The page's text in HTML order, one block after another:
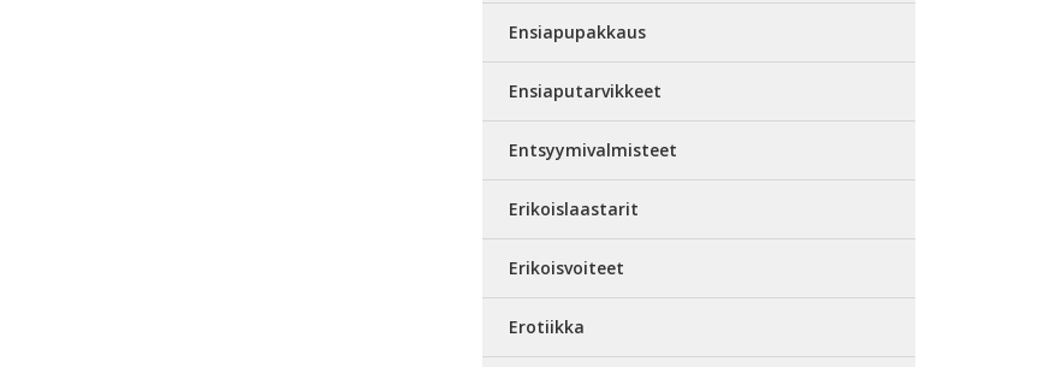
Ensiapupakkaus
Ensiaputarvikkeet
Entsyymivalmisteet
Erikoislaastarit
Erikoisvoiteet
Erotiikka